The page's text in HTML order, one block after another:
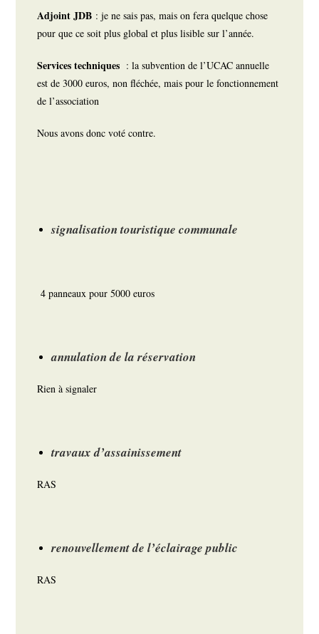
Adjoint JDB : je ne sais pas, mais on fera quelque chose
pour que ce soit plus global et plus lisible sur l’année.
Services techniques : la subvention de l’UCAC annuelle
est de 3000 euros, non fléchée, mais pour le fonctionnement
de l’association
Nous avons donc voté contre.
signalisation touristique communale
4 panneaux pour 5000 euros
annulation de la réservation
Rien à signaler
travaux d’assainissement
RAS
renouvellement de l’éclairage public
RAS